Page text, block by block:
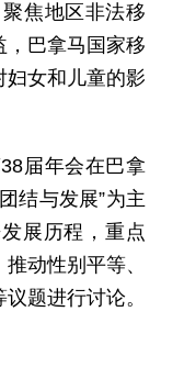
焦地区非法移
，巴拿马国家移
妇女和儿童的影
届年会在巴拿
结与发展”为主
展历程，重点
动性别平等、
题进行讨论。